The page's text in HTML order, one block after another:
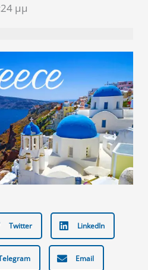
μμ
Twitter LinkedIn
Email